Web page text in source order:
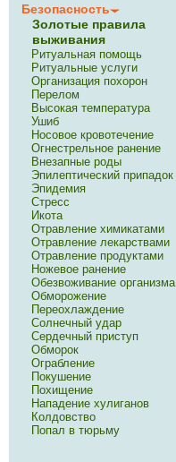
Безопасность
Золотые правила
выживания
Ритуальная помощь
Ритуальные услуги
Организация похорон
Перелом
Высокая температура
Ушиб
Носовое кровотечение
Огнестрельное ранение
Внезапные роды
Эпилептический припадок
Эпидемия
Стресс
Икота
Отравление химикатами
Отравление лекарствами
Отравление продуктами
Ножевое ранение
Обезвоживание организма
Обморожение
Переохлаждение
Солнечный удар
Сердечный приступ
Обморок
Ограбление
Покушение
Похищение
Нападение хулиганов
Колдовство
Попал в тюрьму